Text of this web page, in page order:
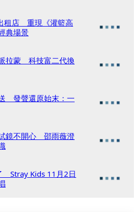
租店 重現《灌籃高
典場景
拉蒙 科技富二代換
發聲還原始末：一
鏡不開心 邵雨薇澄
Stray Kids 11月2日